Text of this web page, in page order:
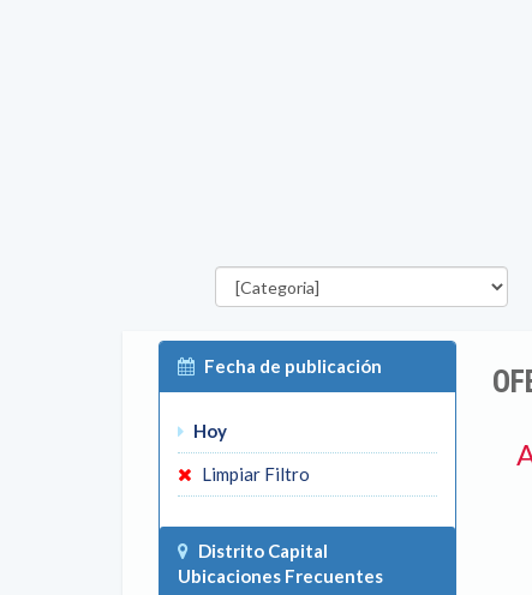
Categorías
Fecha de publicación
Hoy
Limpiar Filtro
Distrito Capital
Ubicaciones Frecuentes